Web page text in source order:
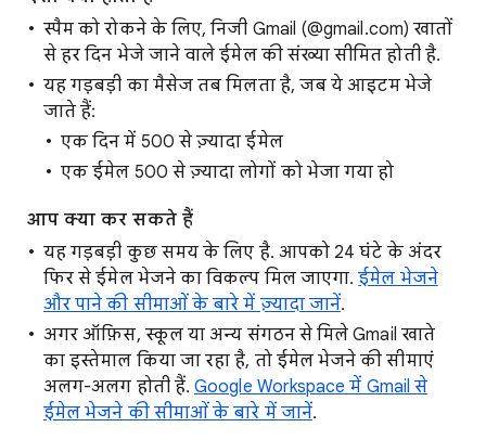
स्पैम को रोकने के लिए, निजी Gmail (@gmail.com) खातों
से हर दिन भेजे जाने वाले ईमेल की संख्या सीमित होती है.
यह गड़बड़ी का मैसेज तब मिलता है, जब ये आइटम भेजे
जाते हैं:
एक दिन में 500 से ज़्यादा ईमेल
एक ईमेल 500 से ज़्यादा लोगों को भेजा गया हो
आप क्या कर सकते हैं
यह गड़बड़ी कुछ समय के लिए है. आपको 24 घंटे के अंदर
फिर से ईमेल भेजने का विकल्प मिल जाएगा.ईमेल भेजने
और पाने की सीमाओं के बारे में ज़्यादा जानें.
अगर ऑफ़िस, स्कूल या अन्य संगठन से मिले Gmail खाते
का इस्तेमाल किया जा रहा है, तो ईमेल भेजने की सीमाएं
अलग-अलग होती हैं.Google Workspace में Gmail से
ईमेल भेजने की सीमाओं के बारे में जानें.